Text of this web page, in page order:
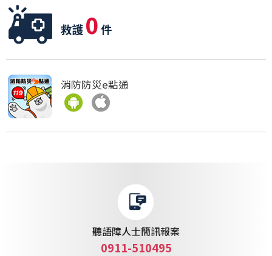
救護 0件
消防防災e點通
聽語障人士簡訊報案
0911-510495